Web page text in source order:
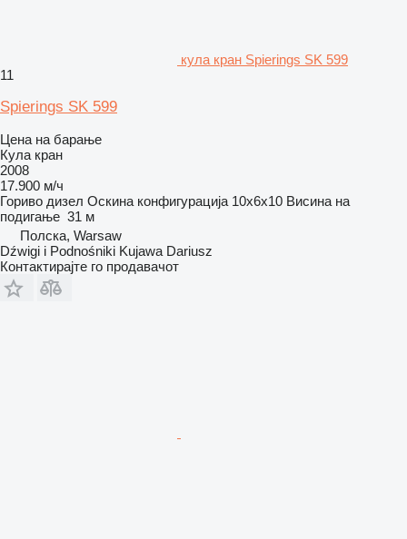
кула кран Spierings SK 599
11
Spierings SK 599
Цена на барање
Кула кран
2008
17.900 м/ч
Гориво дизел Оскина конфигурација 10x6x10 Висина на
подигање 31 м
Полска, Warsaw
Dźwigi i Podnośniki Kujawa Dariusz
Контактирајте го продавачот